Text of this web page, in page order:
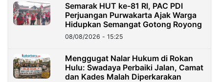
Semarak HUT ke-81 RI, PAC PDI
Perjuangan Purwakarta Ajak Warga
Hidupkan Semangat Gotong Royong
08/08/2026 - 15:25
Menggugat Nalar Hukum di Rokan
Hulu: Swadaya Perbaiki Jalan, Camat
dan Kades Malah Diperkarakan